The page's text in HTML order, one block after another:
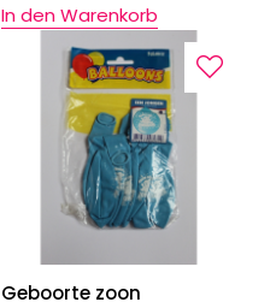
In den Warenkorb
Geboorte zoon